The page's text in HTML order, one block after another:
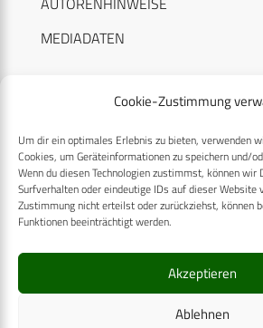
Cookie-Zustimmung
Um dir ein optimales Erlebnis zu bieten, verwenden
Cookies, um Geräteinformationen zu speichern und/
Wenn du diesen Technologien zustimmst, können wir
Surfverhalten oder eindeutige IDs auf dieser Website
Zustimmung nicht erteilst oder zurückziehst, können
Funktionen beeinträchtigt werden.
Akzeptieren
Ablehnen
MEDIADATEN
RECHTLICHES
Datenschutzerklärung
Cookie-Richtlinie (EU)